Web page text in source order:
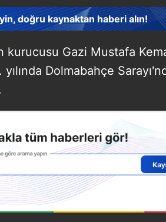
doğru kaynaktan haberi alın!
kurucusu Gazi Mustafa
Dolmabahçe